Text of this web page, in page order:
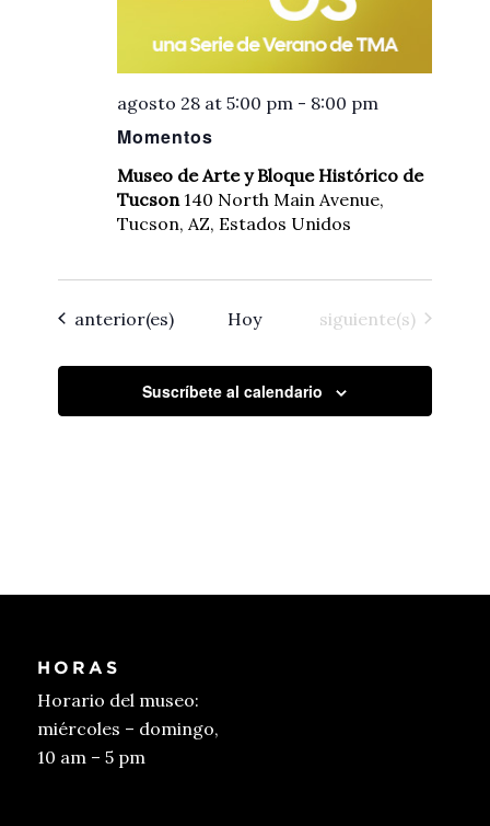
Momentos
agosto 28 at 5:00 pm - 8:00 pm
Museo de Arte y Bloque Histórico de
Tucson 140 North Main Avenue,
Tucson, AZ, Estados Unidos
Eventos
anterior(es) Hoy Eventos
siguiente(s)
Suscríbete al calendario
HORAS
Horario del museo:
miércoles – domingo,
10 am – 5 pm